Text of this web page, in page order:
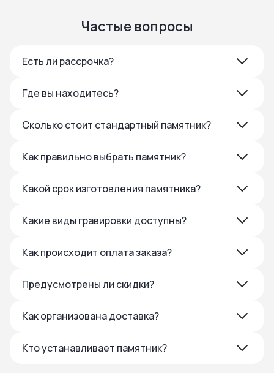
Частые вопросы
Есть ли рассрочка?
Где вы находитесь?
Сколько стоит стандартный памятник?
Как правильно выбрать памятник?
Какой срок изготовления памятника?
Какие виды гравировки доступны?
Как происходит оплата заказа?
Предусмотрены ли скидки?
Как организована доставка?
Кто устанавливает памятник?